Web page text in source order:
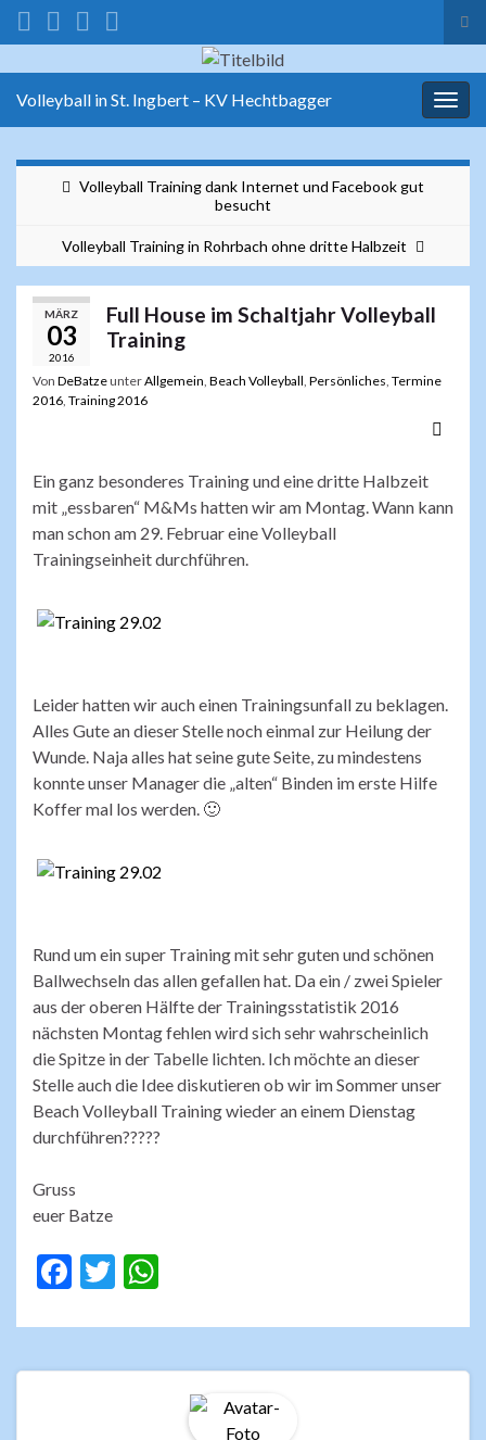
Volleyball in St. Ingbert – KV Hechtbagger
Volleyball Training dank Internet und Facebook gut
besucht
Volleyball Training in Rohrbach ohne dritte Halbzeit
MÄRZ
03
2016
Full House im Schaltjahr Volleyball
Training
Von DeBatzeunterAllgemein Beach Volleyball Persönliches Termine
2016 Training 2016
Ein ganz besonderes Training und eine dritte Halbzeit
mit „essbaren“ M&Ms hatten wir am Montag. Wann kann
man schon am 29. Februar eine Volleyball
Trainingseinheit durchführen.
Leider hatten wir auch einen Trainingsunfall zu beklagen.
Alles Gute an dieser Stelle noch einmal zur Heilung der
Wunde. Naja alles hat seine gute Seite, zu mindestens
konnte unser Manager die „alten“ Binden im erste Hilfe
Koffer mal los werden. 🙂
Rund um ein super Training mit sehr guten und schönen
Ballwechseln das allen gefallen hat. Da ein / zwei Spieler
aus der oberen Hälfte der Trainingsstatistik 2016
nächsten Montag fehlen wird sich sehr wahrscheinlich
die Spitze in der Tabelle lichten. Ich möchte an dieser
Stelle auch die Idee diskutieren ob wir im Sommer unser
Beach Volleyball Training wieder an einem Dienstag
durchführen?????
Gruss
euer Batze
F
e
b
T
itt
er
at
s